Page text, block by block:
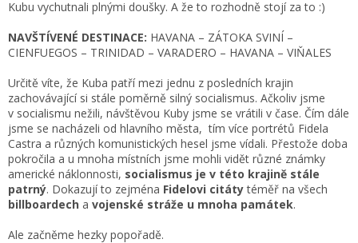
Kubu vychutnali plnými doušky. A že to rozhodně stojí za to :)
NAVŠTÍVENÉ DESTINACE: HAVANA – ZÁTOKA SVINÍ –
CIENFUEGOS – TRINIDAD – VARADERO – HAVANA – VIŇALES
Určitě víte, že Kuba patří mezi jednu z posledních krajin
zachovávající si stále poměrně silný socialismus. Ačkoliv jsme
v socialismu nežili, návštěvou Kuby jsme se vrátili v čase. Čím dále
jsme se nacházeli od hlavního města, tím více portrétů Fidela
Castra a různých komunistických hesel jsme vídali. Přestože doba
pokročila a u mnoha místních jsme mohli vidět různé známky
americké náklonnosti, socialismus je v této krajině stále
patrný. Dokazují to zejména Fidelovi citátytéměř na všech
billboardech a vojenské stráže u mnoha památek.
Ale začněme hezky popořadě.